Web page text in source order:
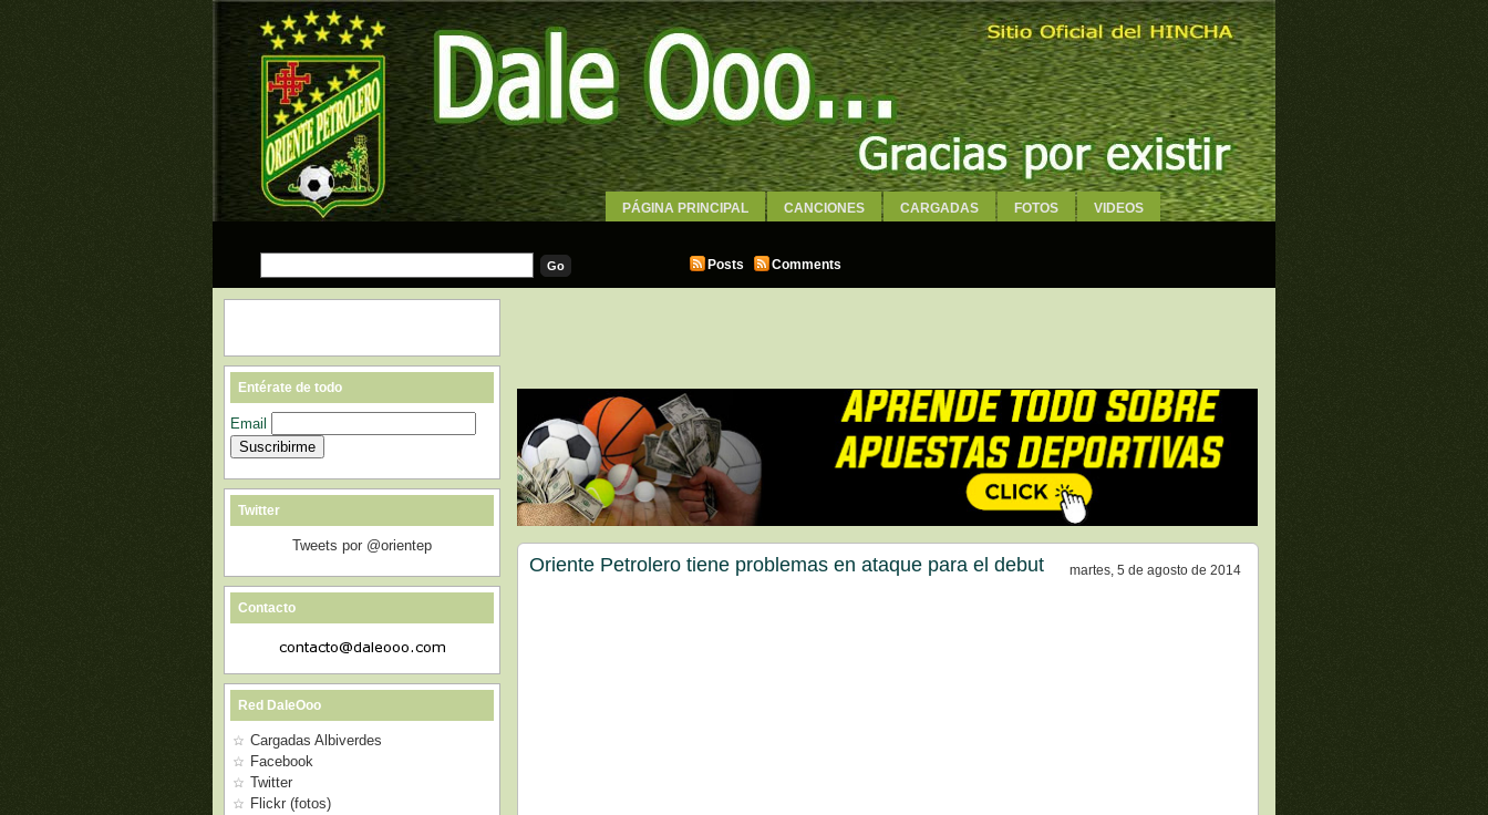
PÁGINA PRINCIPAL CANCIONES CARGADAS FOTOS VIDEOS
Posts
Comments
martes, 5 de agosto de 2014
Oriente Petrolero tiene problemas en ataque para el debut
Entérate de todo
Email
Twitter
Tweets por @orientep
Contacto
Red DaleOoo
Cargadas Albiverdes
Facebook
Twitter
Flickr (fotos)